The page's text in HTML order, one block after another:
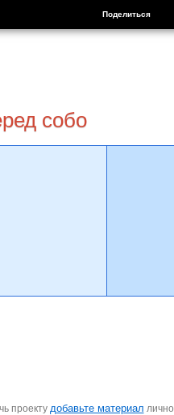
Поделиться
собо
проекту добавьте материал лично